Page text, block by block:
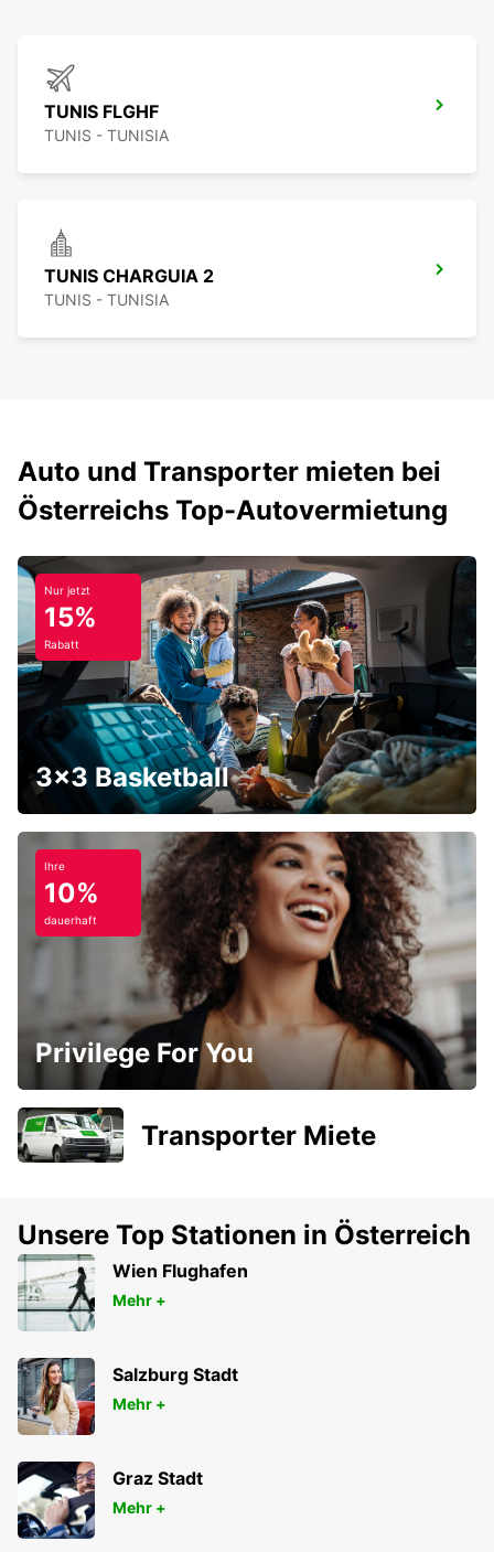
TUNIS FLGHF
TUNIS - TUNISIA
TUNIS CHARGUIA 2
TUNIS - TUNISIA
Auto und Transporter mieten bei
Österreichs Top-Autovermietung
Nur jetzt
15%
Rabatt
3x3 Basketball
Ihre
10%
dauerhaft
Privilege For You
Transporter Miete
Unsere Top Stationen in Österreich
Wien Flughafen
Mehr +
Salzburg Stadt
Mehr +
Graz Stadt
Mehr +